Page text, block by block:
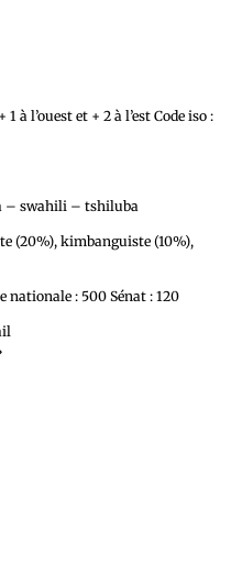
à l’ouest et + 2 à l’est Code iso :
– swahili – tshiluba
(20%), kimbanguiste (10%),
: 500 Sénat : 120